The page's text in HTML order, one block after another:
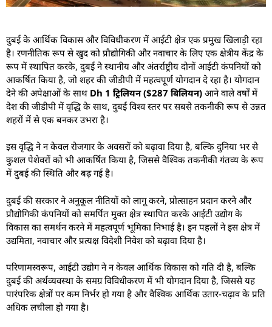
दुबई के आर्थिक विकास और विविधीकरण में आईटी क्षेत्र एक प्रमुख खिलाड़ी रहा
है। रणनीतिक रूप से खुद को प्रौद्योगिकी और नवाचार के लिए एक क्षेत्रीय केंद्र के
रूप में स्थापित करके, दुबई ने स्थानीय और अंतर्राष्ट्रीय दोनों आईटी कंपनियों को
आकर्षित किया है, जो शहर की जीडीपी में महत्वपूर्ण योगदान दे रहा है। योगदान
देने की अपेक्षाओं के साथ Dh 1 ट्रिलियन ($287 बिलियन) आने वाले वर्षों में
देश की जीडीपी में वृद्धि के साथ, दुबई विश्व स्तर पर सबसे तकनीकी रूप से उन्नत
शहरों में से एक बनकर उभरा है।
इस वृद्धि ने न केवल रोजगार के अवसरों को बढ़ावा दिया है, बल्कि दुनिया भर से
कुशल पेशेवरों को भी आकर्षित किया है, जिससे वैश्विक तकनीकी गंतव्य के रूप
में दुबई की स्थिति और बढ़ गई है।
दुबई की सरकार ने अनुकूल नीतियों को लागू करने, प्रोत्साहन प्रदान करने और
प्रौद्योगिकी कंपनियों को समर्पित मुक्त क्षेत्र स्थापित करके आईटी उद्योग के
विकास का समर्थन करने में महत्वपूर्ण भूमिका निभाई है। इन पहलों ने इस क्षेत्र में
उद्यमिता, नवाचार और प्रत्यक्ष विदेशी निवेश को बढ़ावा दिया है।
परिणामस्वरूप, आईटी उद्योग ने न केवल आर्थिक विकास को गति दी है, बल्कि
दुबई की अर्थव्यवस्था के समग्र विविधीकरण में भी योगदान दिया है, जिससे यह
पारंपरिक क्षेत्रों पर कम निर्भर हो गया है और वैश्विक आर्थिक उतार-चढ़ाव के प्रति
अधिक लचीला हो गया है।